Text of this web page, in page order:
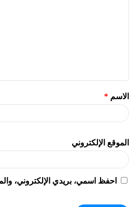
الاسم *
الموقع الإلكتروني
احفظ اسمي، بريدي الإلكتروني،